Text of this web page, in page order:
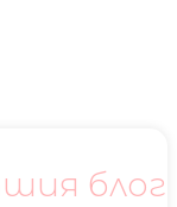
блог